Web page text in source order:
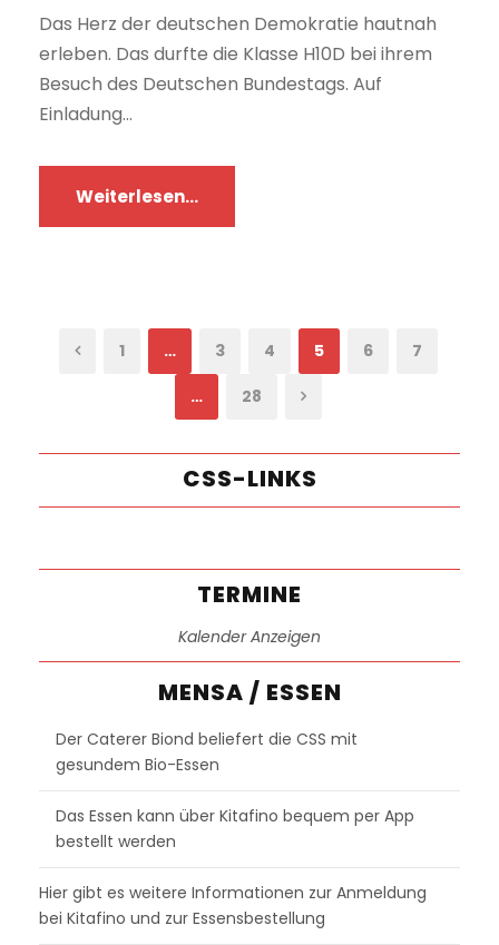
Das Herz der deutschen Demokratie hautnah
erleben. Das durfte die Klasse H10D bei ihrem
Besuch des Deutschen Bundestags. Auf
Einladung...
Weiterlesen...
1 … 3 4 5 6 7
… 28
CSS-LINKS
TERMINE
Kalender Anzeigen
MENSA / ESSEN
Der Caterer Biond beliefert die CSS mit
gesundem Bio-Essen
Das Essen kann über Kitafino bequem per App
bestellt werden
Hier gibt es weitere Informationen zur Anmeldung
bei Kitafino und zur Essensbestellung